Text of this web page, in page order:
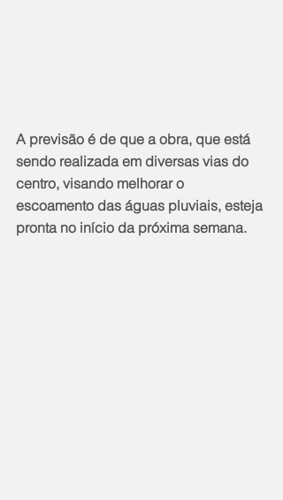
A previsão é de que a obra, que está
sendo realizada em diversas vias do
centro, visando melhorar o
escoamento das águas pluviais, esteja
pronta no início da próxima semana.